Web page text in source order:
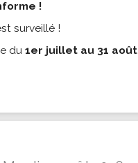
!
surveillé !
du 1er juillet au 31 août